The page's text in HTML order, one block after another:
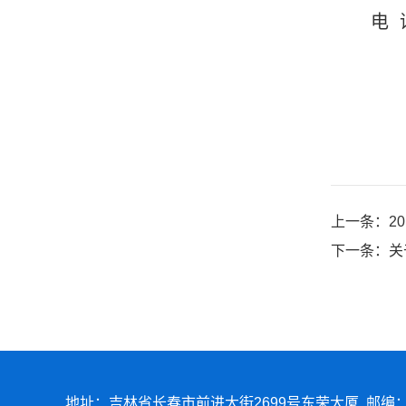
电
上一条：
下一条：
地址：吉林省长春市前进大街2699号东荣大厦 邮编